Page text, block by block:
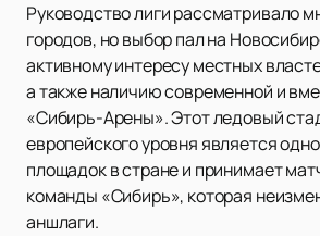
Руководство лиги рассматривало
городов, но выбор пал на
активному интересу местных
а также наличию современной и
«Сибирь-Арены». Этот ледовый
европейского уровня является
площадок в стране и принимает
команды «Сибирь», которая
аншлаги.